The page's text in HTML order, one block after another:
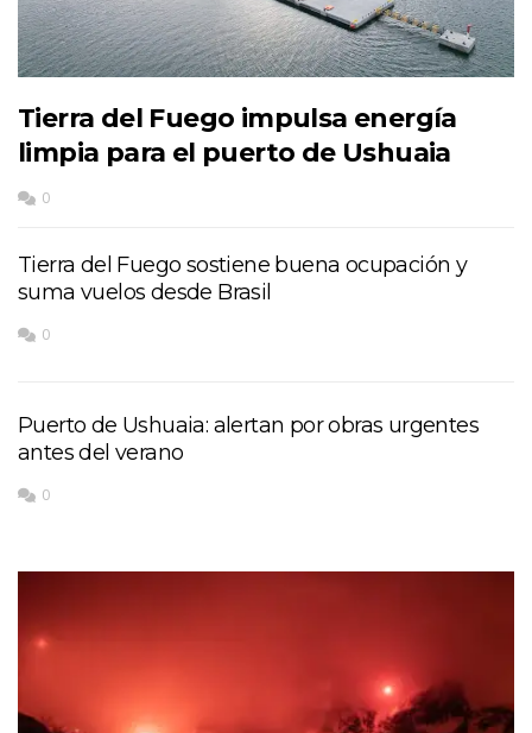
Tierra del Fuego impulsa energía
limpia para el puerto de Ushuaia
0
Tierra del Fuego sostiene buena ocupación y
suma vuelos desde Brasil
0
Puerto de Ushuaia: alertan por obras urgentes
antes del verano
0